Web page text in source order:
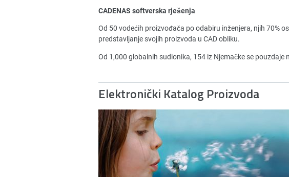
CADENAS softverska rješenja
Od 50 vodećih proizvođača po odabiru inženjera, njih 70%
predstavljanje svojih proizvoda u CAD obliku.
Od 1,000 globalnih sudionika, 154 iz Njemačke se pouzdaje
Elektronički Katalog Proizvoda